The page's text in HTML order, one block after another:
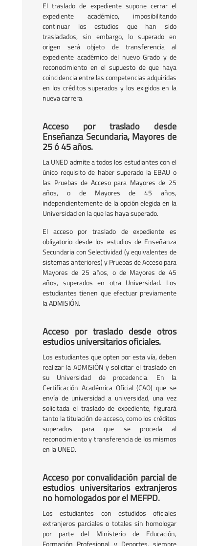
El traslado de expediente supone cerrar el
expediente académico, imposibilitando
continuar los estudios que han sido
trasladados, sin embargo, lo superado en
origen será objeto de transferencia al
expediente académico del nuevo Grado y de
reconocimiento en el supuesto de que haya
coincidencia entre las competencias adquiridas
en los créditos superados y los exigidos en la
nueva carrera.
Acceso por traslado desde
Enseñanza Secundaria, Mayores de
25 ó 45 años.
La UNED admite a todos los estudiantes con el
único requisito de haber superado la EBAU o
las Pruebas de Acceso para Mayores de 25
años, o de Mayores de 45 años,
independientemente de la opción elegida en la
Universidad en la que las haya superado.
El acceso por traslado de expediente es
obligatorio desde los estudios de Enseñanza
Secundaria con Selectividad (y equivalentes de
sistemas anteriores) y Pruebas de Acceso para
Mayores de 25 años, o de Mayores de 45
años, superados en otra Universidad. Los
estudiantes tienen que efectuar previamente
la ADMISIÓN.
Acceso por traslado desde otros
estudios universitarios oficiales.
Los estudiantes que opten por esta vía, deben
realizar la ADMISIÓN y solicitar el traslado en
su Universidad de procedencia. En la
Certificación Académica Oficial (CAO) que se
envía de universidad a universidad, una vez
solicitada el traslado de expediente, figurará
tanto la titulación de acceso, como los créditos
superados para que se proceda al
reconocimiento y transferencia de los mismos
en la UNED.
Acceso por convalidación parcial de
estudios universitarios extranjeros
no homologados por el MEFPD.
Los estudiantes con estudidos oficiales
extranjeros parciales o totales sin homologar
por parte del Ministerio de Educación,
Formación Profesional y Deportes, siempre